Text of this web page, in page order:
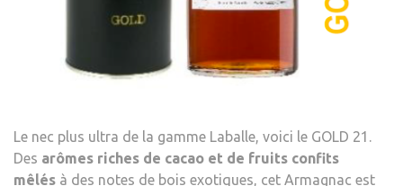
Le nec plus ultra de la gamme Laballe, voici le GOLD 21.
Des arômes riches de cacao et de fruits confits
mêlés à des notes de bois exotiques, cet Armagnac est